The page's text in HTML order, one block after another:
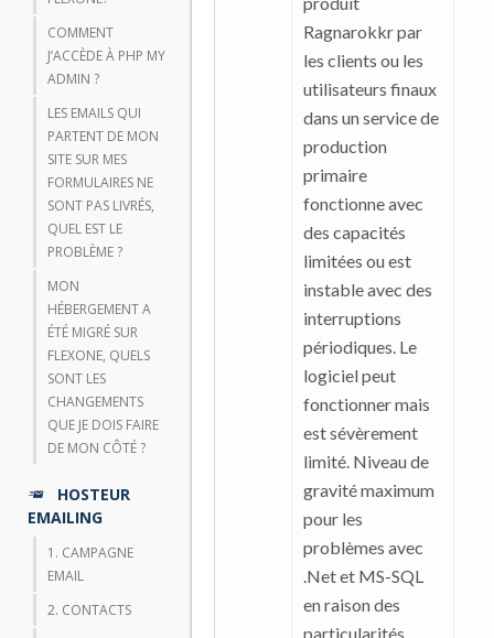
COMMENT
J’ACCÈDE À PHP MY
ADMIN ?
LES EMAILS QUI
PARTENT DE MON
SITE SUR MES
FORMULAIRES NE
SONT PAS LIVRÉS,
QUEL EST LE
PROBLÈME ?
MON
HÉBERGEMENT A
ÉTÉ MIGRÉ SUR
FLEXONE, QUELS
SONT LES
CHANGEMENTS
QUE JE DOIS FAIRE
DE MON CÔTÉ ?
HOSTEUR
EMAILING
1. CAMPAGNE
EMAIL
2. CONTACTS
Ragnarokkr par
les clients ou les
utilisateurs finaux
dans un service de
production
primaire
fonctionne avec
des capacités
limitées ou est
instable avec des
interruptions
périodiques. Le
logiciel peut
fonctionner mais
est sévèrement
limité. Niveau de
gravité maximum
pour les
problèmes avec
.Net et MS-SQL
en raison des
particularités